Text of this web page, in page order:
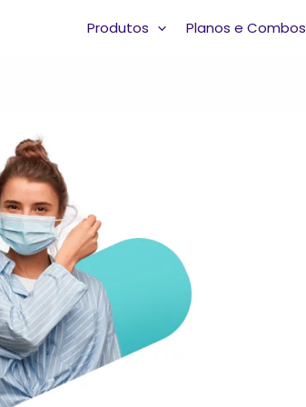
Produtos Planos e Combos